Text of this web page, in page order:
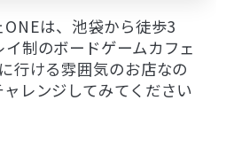
は、池袋から徒歩3
制のボードゲームカフェ
行ける雰囲気のお店なの
レンジしてみてください